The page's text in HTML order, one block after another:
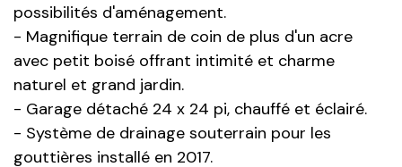
possibilités d'aménagement.
- Magnifique terrain de coin de plus d'un acre
avec petit boisé offrant intimité et charme
naturel et grand jardin.
- Garage détaché 24 x 24 pi, chauffé et éclairé.
- Système de drainage souterrain pour les
gouttières installé en 2017.